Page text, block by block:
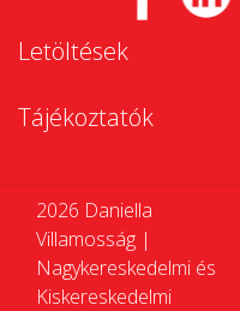
Letöltések
Tájékoztatók
2026 Daniella
Villamosság |
Nagykereskedelmi és
Kiskereskedelmi